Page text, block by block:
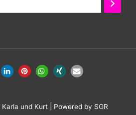
Karla und Kurt| Powered by SGR